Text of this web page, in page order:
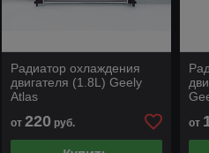
Радиатор охлаждения
двигателя (1.8L) Geely
Atlas
от 220руб. от